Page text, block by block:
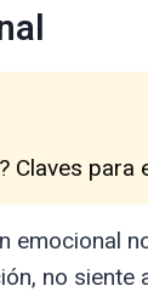
Claves
no siente